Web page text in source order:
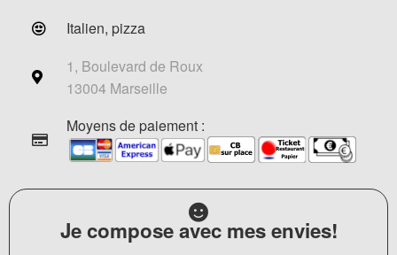
Italien, pizza
1, Boulevard de Roux
13004 Marseille
Moyens de paiement :
Je compose avec mes envies!